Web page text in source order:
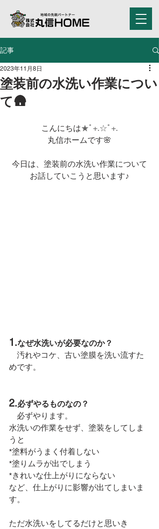
記事
塗装前の水洗い作業につい
て🛖
2023年11月8日
こんにちは★ﾟ+.☆ﾟ+.
丸信ホームです🌸
今日は、塗装前の水洗い作業について
お話していこうと思います♪
1.なぜ水洗いが必要なのか？
汚れやコケ、古い塗膜を洗い流すた
めです。
2.必ずやるものなの？
必ずやります。
水洗いの作業をせず、塗装をしてしま
うと
*塗料がうまく付着しない
*塗りムラが出でしまう
*きれいな仕上がりにならない
など、仕上がりに影響が出てしまいま
す。
ただ水洗いをしてるだけと思いき